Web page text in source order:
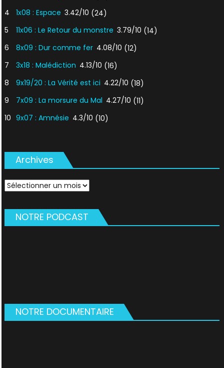
4
1x08 : Espace 3.42/10 (24)
5
11x06 : Le Retour du monstre 3.79/10 (14)
6
8x09 : Dur comme fer 4.08/10 (12)
7
3x18 : Malédiction 4.13/10 (16)
8
9x19/20 : La Vérité est ici 4.22/10 (18)
9
7x09 : La morsure du Mal 4.27/10 (11)
10 9x07 : Amnésie 4.3/10 (10)
Archives
Archives
NOTRE PODCAST
NOTRE DOCUMENTAIRE